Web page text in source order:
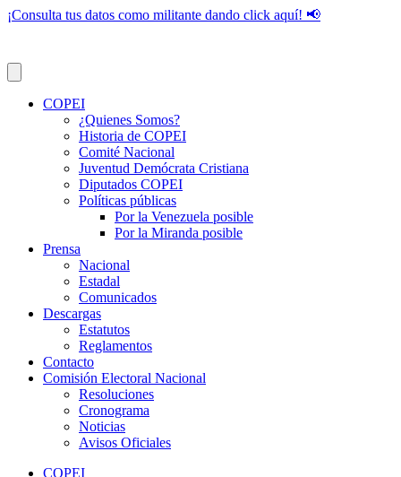
¡Consulta tus datos como militante dando click aquí! 📢
COPEI
¿Quienes Somos?
Historia de COPEI
Comité Nacional
Juventud Demócrata Cristiana
Diputados COPEI
Políticas públicas
Por la Venezuela posible
Por la Miranda posible
Prensa
Nacional
Estadal
Comunicados
Descargas
Estatutos
Reglamentos
Contacto
Comisión Electoral Nacional
Resoluciones
Cronograma
Noticias
Avisos Oficiales
COPEI